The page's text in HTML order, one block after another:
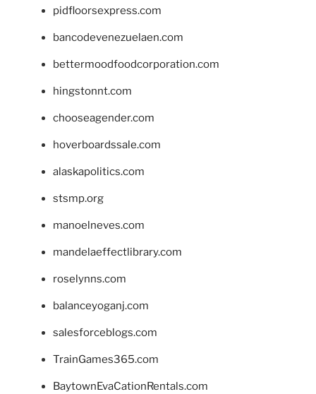
pidfloorsexpress.com
bancodevenezuelaen.com
bettermoodfoodcorporation.com
hingstonnt.com
chooseagender.com
hoverboardssale.com
alaskapolitics.com
stsmp.org
manoelneves.com
mandelaeffectlibrary.com
roselynns.com
balanceyoganj.com
salesforceblogs.com
TrainGames365.com
BaytownEvaCationRentals.com